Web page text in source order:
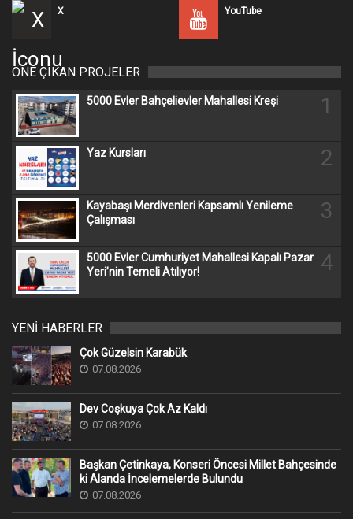
X YouTube
ÖNE ÇIKAN PROJELER
5000 Evler Bahçelievler Mahallesi Kreşi 1
Yaz Kursları 2
Kayabaşı Merdivenleri Kapsamlı Yenileme
Çalışması
3
5000 Evler Cumhuriyet Mahallesi Kapalı Pazar
Yeri’nin Temeli Atılıyor!
4
YENİ HABERLER
Çok Güzelsin Karabük
07.08.2026
Dev Coşkuya Çok Az Kaldı
07.08.2026
Başkan Çetinkaya, Konseri Öncesi Millet Bahçesinde
ki Alanda İncelemelerde Bulundu
07.08.2026